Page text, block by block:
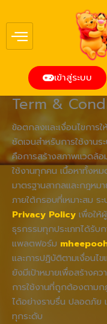
to
content
เข้าสู่ระบบ
Term &
ข้อตกลงและเงื่อนไขการ
ชัดเจนสำหรับการใช้งา
คือการสร้างสภาพแวดล้
ใช้งานทุกคน เนื้อหาทั้งห
มาตรฐานสากลและกฎหม
ภายใต้กรอบที่เหมาะสม
Privacy Policy เพื่อให้
ธุรกรรมทุกประเภทได้รับ
แพลตฟอร์ม
และการปฏิบัติตามเงื่อนไ
ยังมีเป้าหมายเพื่อสร้างคว
การใช้งานที่ถูกต้องตามก
ได้อย่างราบรื่น ปลอดภัย
ทุกระดับ